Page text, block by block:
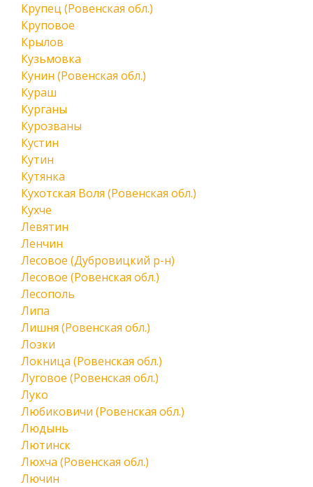
Крупец (Ровенская обл.)
Круповое
Крылов
Кузьмовка
Кунин (Ровенская обл.)
Кураш
Курганы
Курозваны
Кустин
Кутин
Кутянка
Кухотская Воля (Ровенская обл.)
Кухче
Левятин
Ленчин
Лесовое (Дубровицкий р-н)
Лесовое (Ровенская обл.)
Лесополь
Липа
Лишня (Ровенская обл.)
Лозки
Локница (Ровенская обл.)
Луговое (Ровенская обл.)
Луко
Любиковичи (Ровенская обл.)
Людынь
Лютинск
Люхча (Ровенская обл.)
Лючин